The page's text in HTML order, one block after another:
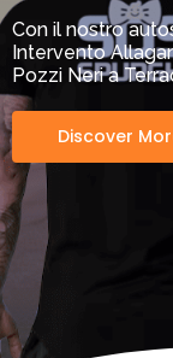
Con il nostro
Intervento
Pozzi Neri a
Discover